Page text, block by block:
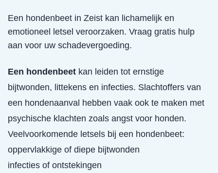
Een hondenbeet in Zeist kan lichamelijk en
emotioneel letsel veroorzaken. Vraag gratis hulp
aan voor uw schadevergoeding.
Een hondenbeet kan leiden tot ernstige
bijtwonden, littekens en infecties. Slachtoffers van
een hondenaanval hebben vaak ook te maken met
psychische klachten zoals angst voor honden.
Veelvoorkomende letsels bij een hondenbeet:
oppervlakkige of diepe bijtwonden
infecties of ontstekingen